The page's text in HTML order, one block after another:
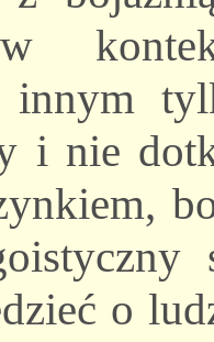
innym
i nie
o